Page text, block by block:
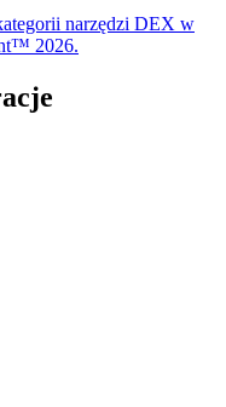
narzędzi DEX w
2026.